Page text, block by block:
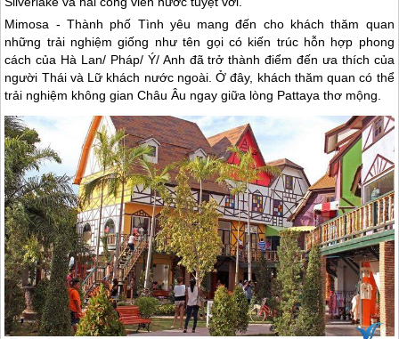
Mimosa - Thành phố Tình yêu mang đến cho khách thăm quan
những trải nghiệm giống như tên gọi có kiến trúc hỗn hợp phong
cách của Hà Lan/ Pháp/ Ý/ Anh đã trở thành điểm đến ưa thích của
người Thái và Lữ khách nước ngoài. Ở đây, khách thăm quan có thể
trải nghiệm không gian Châu Âu ngay giữa lòng Pattaya thơ mộng.